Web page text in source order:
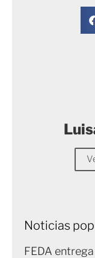
Noticias
FEDA